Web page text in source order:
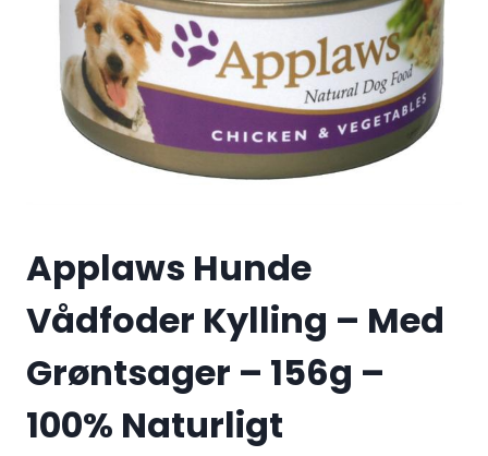
Applaws Hunde
Vådfoder Kylling – Med
Grøntsager – 156g –
100% Naturligt